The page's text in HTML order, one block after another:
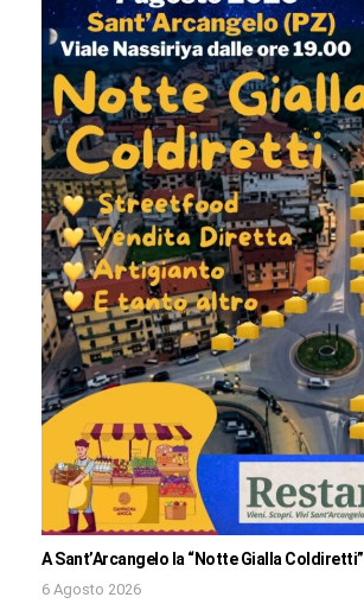
A Sant’Arcangelo la “Notte Gialla Coldiretti”
6 Agosto 2026